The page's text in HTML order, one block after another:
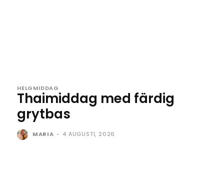
HELGMIDDAG
Thaimiddag med färdig
grytbas
MARIA - 4 AUGUSTI, 2026